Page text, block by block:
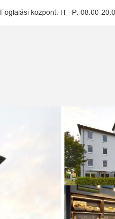
Foglalási központ: H - P: 08.00-